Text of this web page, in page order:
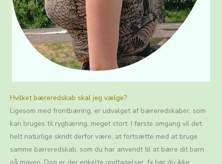
Hvilket bæreredskab skal jeg vælge?
Ligesom med frontbæring, er udvalget af bæreredskaber, som
kan bruges til rygbæring, meget stort. I første omgang vil det
helt naturlige skridt derfor være, at fortsætte med at bruge
samme bæreredskab, som du har anvendt til at bære dit barn
på maven. Dog er der enkelte undtagelser, fx bør du ikke